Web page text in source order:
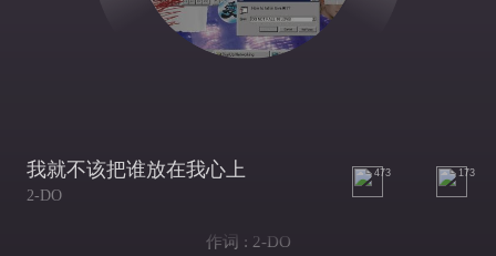
我就不该把谁放在我心上
2-DO
473 173
作词 : 2-DO